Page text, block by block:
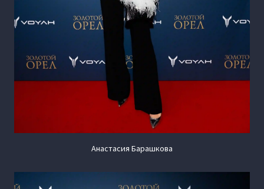
Анастасия Барашкова